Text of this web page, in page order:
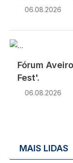
06.08.2026
Imagem
Fórum
Fest'.
06.08.2026
MAIS LIDAS